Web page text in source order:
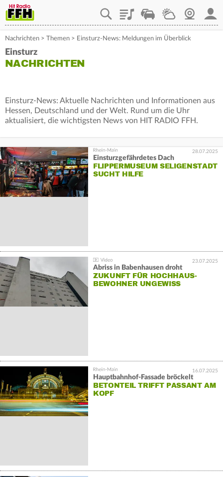
PlaylistStaupilotWetterWebcam
Nachrichten > Themen > Einsturz-News: Meldungen im Überblick
Einsturz
NACHRICHTEN
Einsturz-News: Aktuelle Nachrichten und Informationen aus
Hessen, Deutschland und der Welt. Rund um die Uhr
aktualisiert, die wichtigsten News von HIT RADIO FFH.
28.07.2025
Einsturzgefährdetes Dach
FLIPPERMUSEUM SELIGENSTADT
SUCHT HILFE
23.07.2025
Abriss in Babenhausen droht
ZUKUNFT FÜR HOCHHAUS-
BEWOHNER UNGEWISS
16.07.2025
Hauptbahnhof-Fassade bröckelt
BETONTEIL TRIFFT PASSANT AM
KOPF